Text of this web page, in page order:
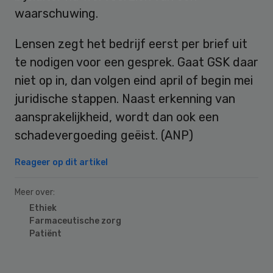
waarschuwing.
Lensen zegt het bedrijf eerst per brief uit
te nodigen voor een gesprek. Gaat GSK daar
niet op in, dan volgen eind april of begin mei
juridische stappen. Naast erkenning van
aansprakelijkheid, wordt dan ook een
schadevergoeding geëist. (ANP)
Reageer op dit artikel
Meer over:
Ethiek
Farmaceutische zorg
Patiënt